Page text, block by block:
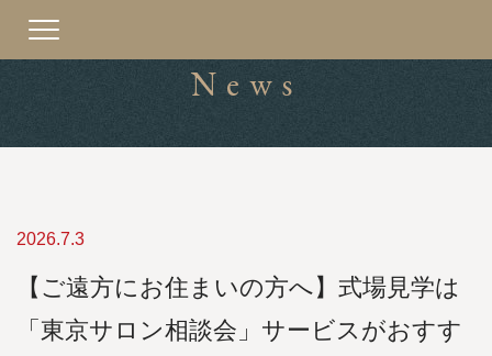
Toggle
navigation
News
2026.7.3
【ご遠方にお住まいの方へ】式場見学は
「東京サロン相談会」サービスがおすす